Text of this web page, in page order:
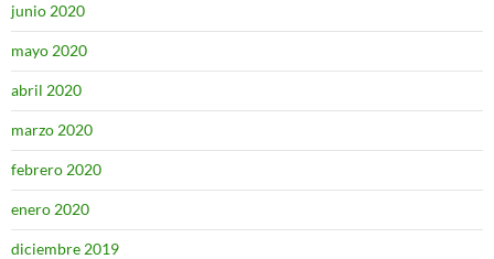
junio 2020
mayo 2020
abril 2020
marzo 2020
febrero 2020
enero 2020
diciembre 2019